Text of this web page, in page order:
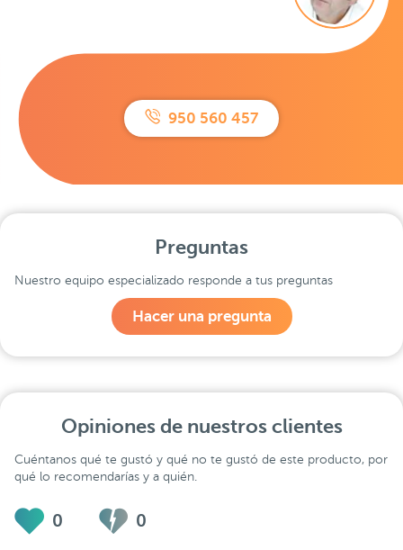
950 560 457
Preguntas
Nuestro equipo especializado responde a tus preguntas
Hacer una pregunta
Opiniones de nuestros clientes
Cuéntanos qué te gustó y qué no te gustó de este producto, por
qué lo recomendarías y a quién.
0 0